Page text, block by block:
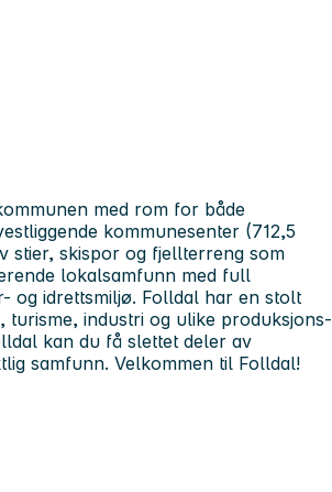
med rom for både
kommunesenter (712,5
stier, skispor og fjellterreng som
lokalsamfunn med full
og idrettsmiljø. Folldal har en stolt
industri og ulike produksjons-
kan du få slettet deler av
samfunn. Velkommen til Folldal!